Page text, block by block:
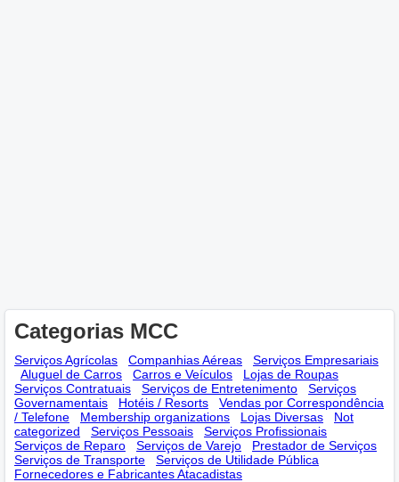
Categorias MCC
Serviços Agrícolas Companhias Aéreas
Serviços Empresariais
Aluguel de Carros
Carros e Veículos
Lojas de Roupas
Serviços Contratuais
Serviços de Entretenimento
Serviços
Governamentais
Hotéis / Resorts
Vendas por Correspondência
/ Telefone
Membership оrganizations Lojas Diversas
Not
categorized
Serviços Pessoais
Serviços Profissionais
Serviços de Reparo
Serviços de Varejo
Prestador de Serviços
Serviços de Transporte
Serviços de Utilidade Pública
Fornecedores e Fabricantes Atacadistas